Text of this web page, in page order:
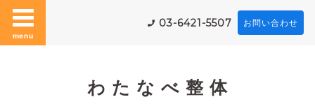
menu
03-6421-5507 お問い合わせ
わ た な べ 整 体